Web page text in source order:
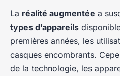
La réalité augmentée a
types d’appareils
premières années, les
casques encombrants.
de la technologie, les